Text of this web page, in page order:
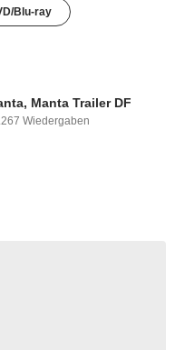
Blu-ray
Manta Trailer DF
Wiedergaben